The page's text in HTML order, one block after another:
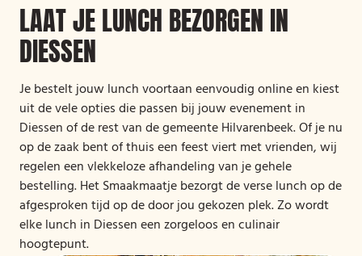
LAAT JE LUNCH BEZORGEN IN
DIESSEN
Je bestelt jouw lunch voortaan eenvoudig online en kiest
uit de vele opties die passen bij jouw evenement in
Diessen of de rest van de gemeente Hilvarenbeek. Of je nu
op de zaak bent of thuis een feest viert met vrienden, wij
regelen een vlekkeloze afhandeling van je gehele
bestelling. Het Smaakmaatje bezorgt de verse lunch op de
afgesproken tijd op de door jou gekozen plek. Zo wordt
elke lunch in Diessen een zorgeloos en culinair
hoogtepunt.